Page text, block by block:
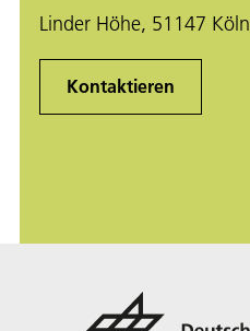
Linder Höhe, 51147 Köln
Kontaktieren